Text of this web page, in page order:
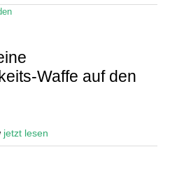
Waffe auf den
jetzt lesen